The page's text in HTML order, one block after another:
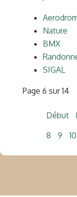
Nature
BMX
SIGAL
Page 6 sur 14
Début
8
9 10